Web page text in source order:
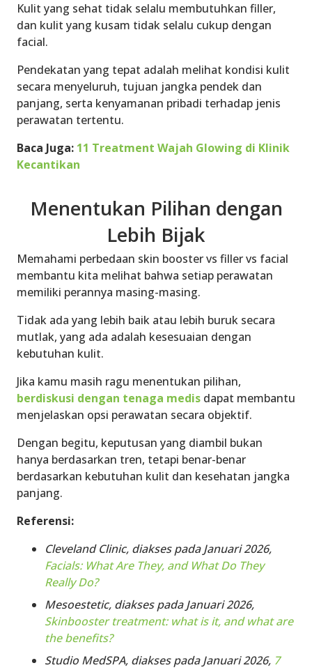
Kulit yang sehat tidak selalu membutuhkan filler,
dan kulit yang kusam tidak selalu cukup dengan
facial.
Pendekatan yang tepat adalah melihat kondisi kulit
secara menyeluruh, tujuan jangka pendek dan
panjang, serta kenyamanan pribadi terhadap jenis
perawatan tertentu.
Baca Juga: 11 Treatment Wajah Glowing di Klinik
Kecantikan
Menentukan Pilihan dengan
Lebih Bijak
Memahami perbedaan skin booster vs filler vs facial
membantu kita melihat bahwa setiap perawatan
memiliki perannya masing-masing.
Tidak ada yang lebih baik atau lebih buruk secara
mutlak, yang ada adalah kesesuaian dengan
kebutuhan kulit.
Jika kamu masih ragu menentukan pilihan,
berdiskusi dengan tenaga medis dapat membantu
menjelaskan opsi perawatan secara objektif.
Dengan begitu, keputusan yang diambil bukan
hanya berdasarkan tren, tetapi benar-benar
berdasarkan kebutuhan kulit dan kesehatan jangka
panjang.
Referensi:
Cleveland Clinic, diakses pada Januari 2026,
Facials: What Are They, and What Do They
Really Do?
Mesoestetic, diakses pada Januari 2026,
Skinbooster treatment: what is it, and what are
the benefits?
Studio MedSPA, diakses pada Januari 2026, 7